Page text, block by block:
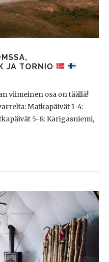
JA TORNIO
viimeinen osa on täällä!
Matkapäivät 1-4:
5-8: Karigasniemi,